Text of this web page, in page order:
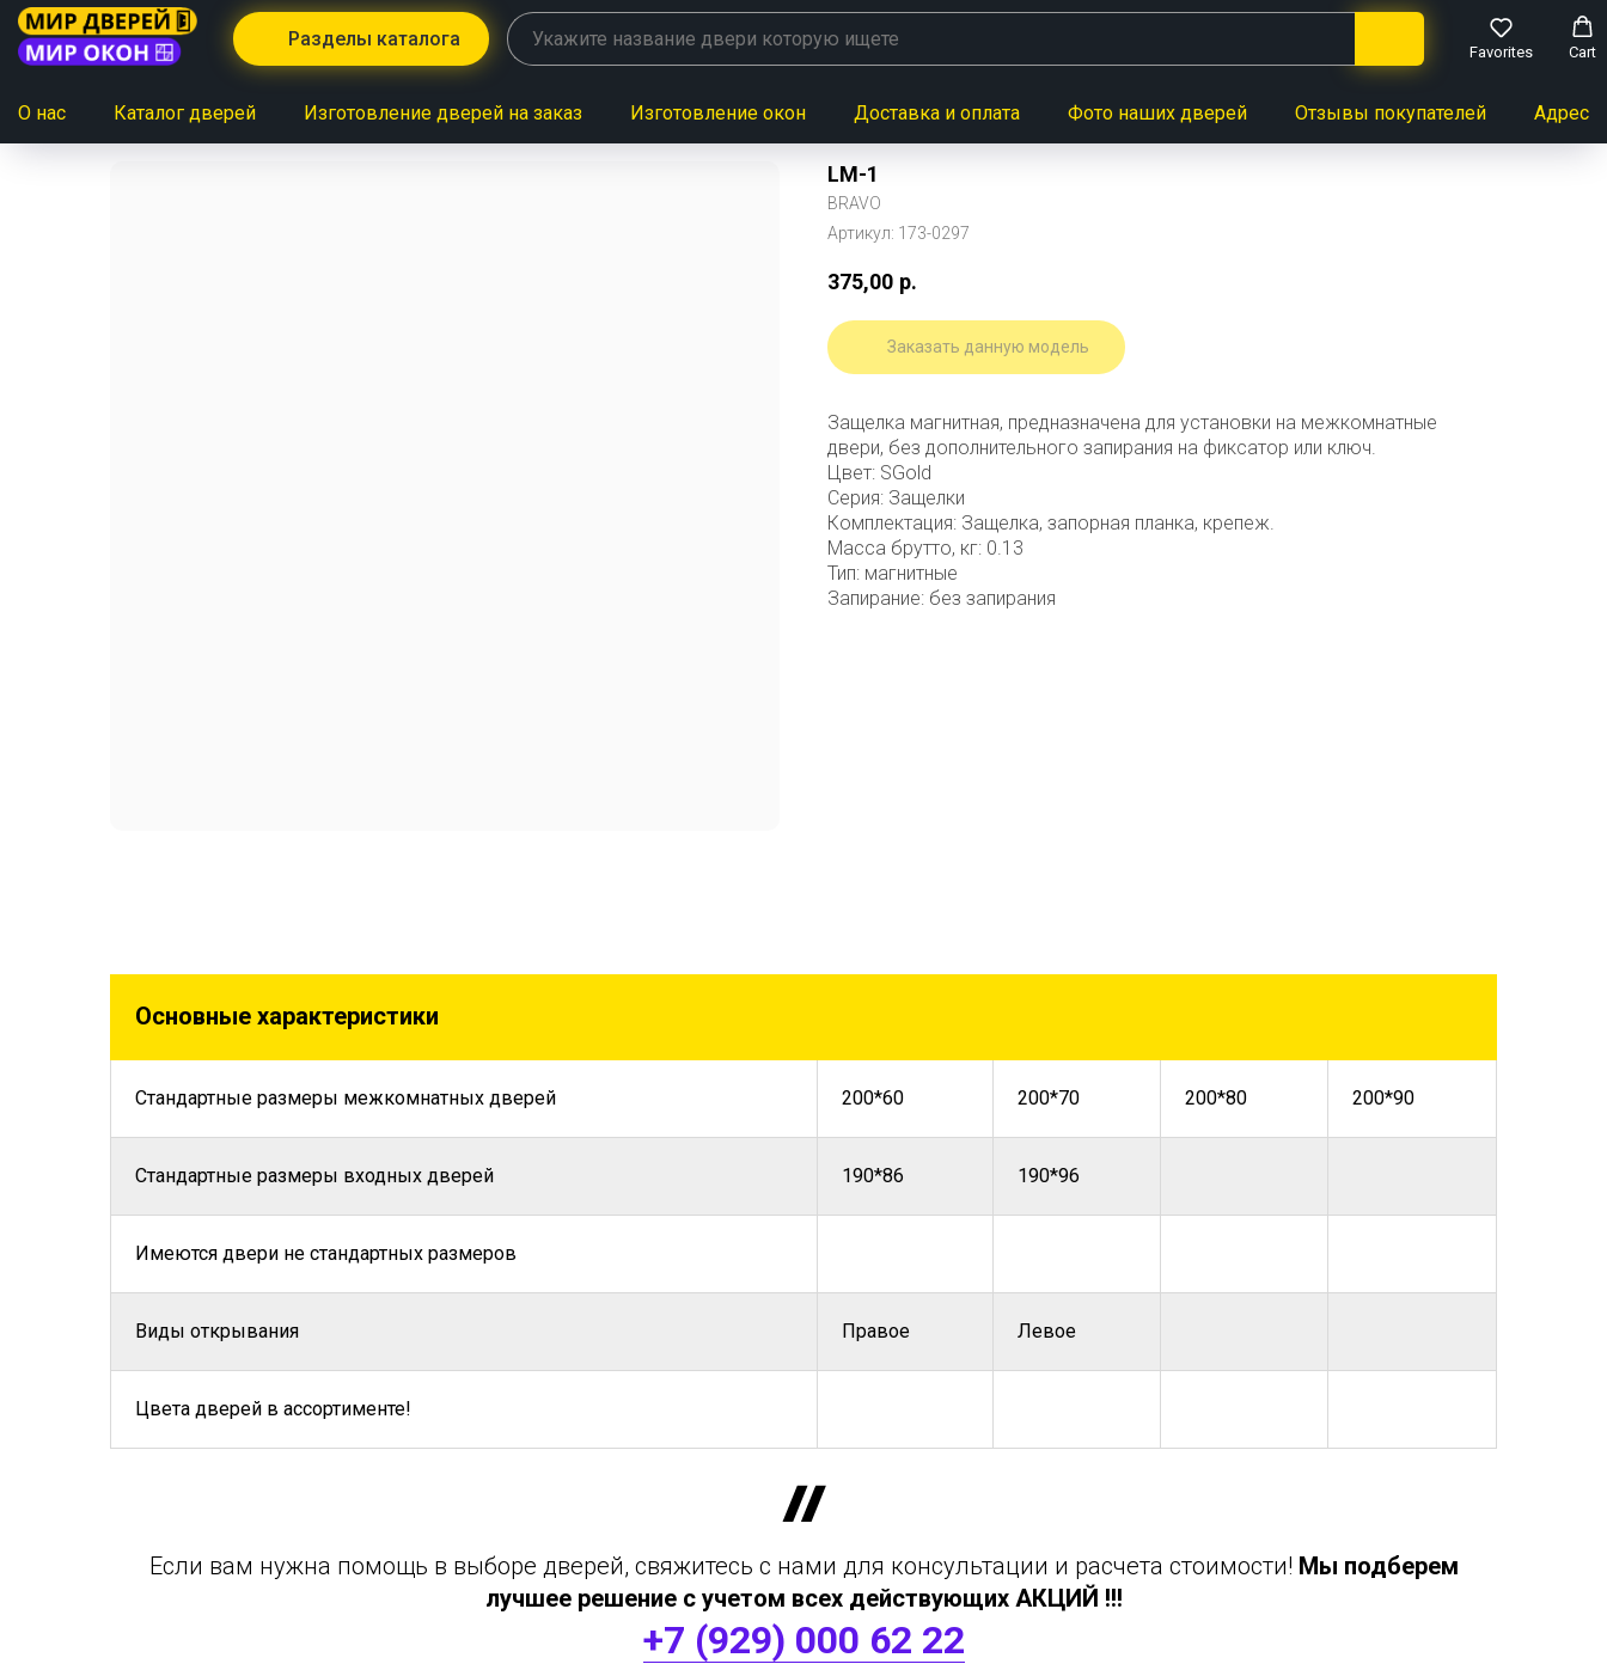
Разделы каталога
Favorites Cart
О нас Каталог дверей Изготовление дверей на заказ Изготовление окон Доставка и оплата Фото наших дверей Отзывы покупателей Адреса
LM-1
BRAVO
Артикул: 173-0297
375,00 р.
Заказать данную модель
Защелка магнитная, предназначена для установки на межкомнатные
двери, без дополнительного запирания на фиксатор или ключ.
Цвет: SGold
Серия: Защелки
Комплектация: Защелка, запорная планка, крепеж.
Масса брутто, кг: 0.13
Тип: магнитные
Запирание: без запирания
Основные характеристики
Стандартные размеры межкомнатных дверей 200*60 200*70 200*80 200*90
Стандартные размеры входных дверей 190*86 190*96
Имеются двери не стандартных размеров
Виды открывания Правое Левое
Цвета дверей в ассортименте!
Если вам нужна помощь в выборе дверей, свяжитесь с нами для консультации и расчета стоимости! Мы подберем
лучшее решение с учетом всех действующих АКЦИЙ !!!
+7 (929) 000 62 22